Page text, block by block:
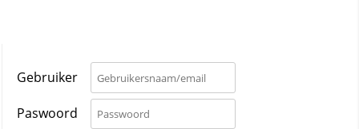
Gebruiker
Paswoord